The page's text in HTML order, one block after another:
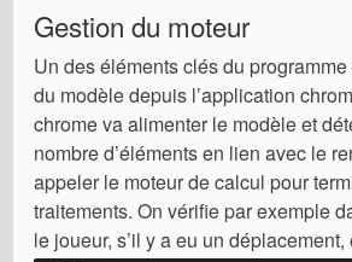
Gestion du moteur
Un des éléments clés du programme
du modèle depuis l’application
chrome va alimenter le modèle et
nombre d’éléments en lien avec le
appeler le moteur de calcul pour
traitements. On vérifie par exemple
le joueur, s’il y a eu un déplacement,